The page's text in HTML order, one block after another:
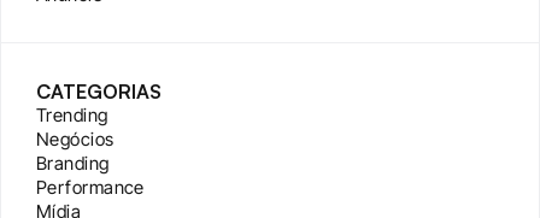
CATEGORIAS
Trending
Negócios
Branding
Performance
Mídia